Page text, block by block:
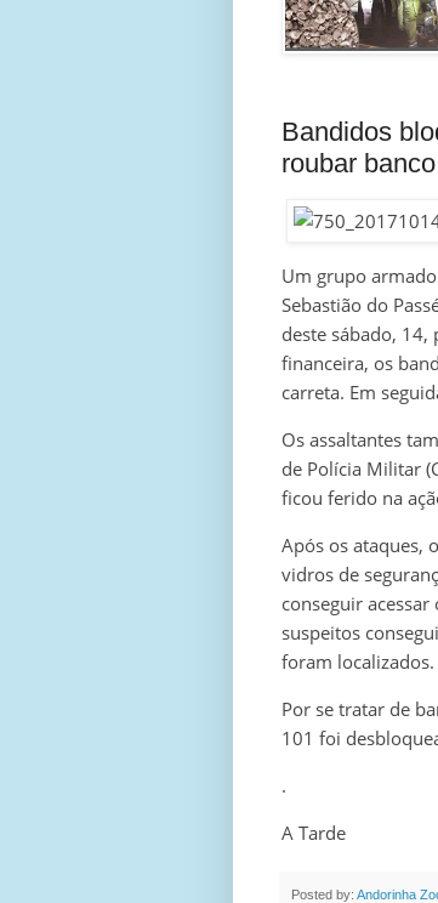
Bandidos
roubar
Um grupo
Sebastião do
deste sábado,
financeira, os
carreta. Em
Os assaltantes
de Polícia Militar
ficou ferido na
Após os ataques,
vidros de
conseguir
suspeitos
foram localizados.
Por se tratar de
101 foi
.
A Tarde
Posted by: Andorinha